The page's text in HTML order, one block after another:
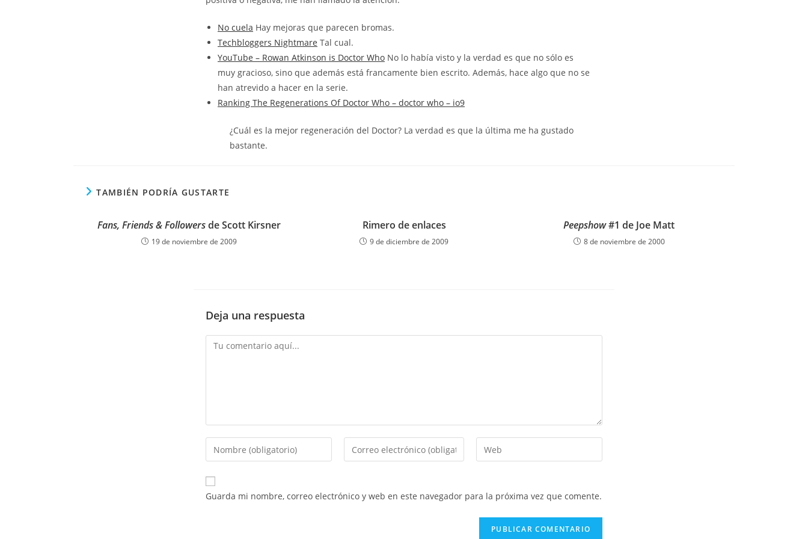
No cuela Hay mejoras que parecen bromas.
Techbloggers Nightmare Tal cual.
YouTube – Rowan Atkinson is Doctor Who No lo había visto y la verdad es que no sólo es
muy gracioso, sino que además está francamente bien escrito. Además, hace algo que no se
han atrevido a hacer en la serie.
Ranking The Regenerations Of Doctor Who – doctor who – io9
¿Cuál es la mejor regeneración del Doctor? La verdad es que la última me ha gustado
bastante.
TAMBIÉN PODRÍA GUSTARTE
Fans, Friends & Followersde Scott Kirsner
19 de noviembre de 2009
Rimero de enlaces
9 de diciembre de 2009
Peepshow#1 de Joe Matt
8 de noviembre de 2000
Deja una respuesta
Comentario
Introduce
tu
nombre
o
Introduce
tu
correo
Introduce
la
web
(opcional)
Guarda mi nombre, correo electrónico y web en este navegador para la próxima vez que comente.